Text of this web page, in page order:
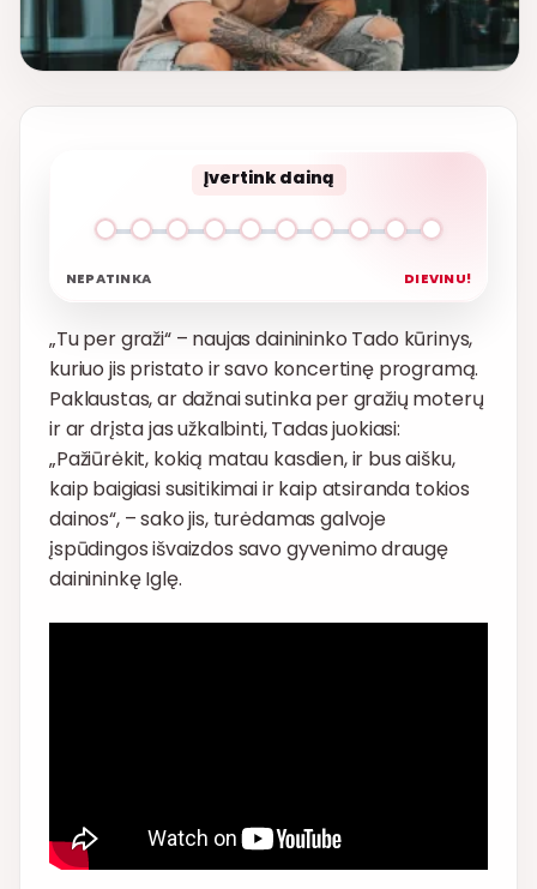
Įvertink dainą
NEPATINKA DIEVINU!
„Tu per graži“ – naujas dainininko Tado kūrinys,
kuriuo jis pristato ir savo koncertinę programą.
Paklaustas, ar dažnai sutinka per gražių moterų
ir ar drįsta jas užkalbinti, Tadas juokiasi:
„Pažiūrėkit, kokią matau kasdien, ir bus aišku,
kaip baigiasi susitikimai ir kaip atsiranda tokios
dainos“, – sako jis, turėdamas galvoje
įspūdingos išvaizdos savo gyvenimo draugę
dainininkę Iglę.